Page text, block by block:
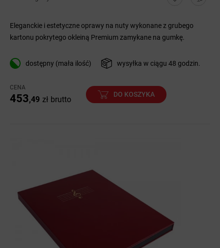
Eleganckie i estetyczne oprawy na nuty wykonane z grubego
kartonu pokrytego okleiną Premium zamykane na gumkę.
dostępny (mała ilość) wysyłka w ciągu 48 godzin.
CENA
453,49 zł brutto
DO KOSZYKA